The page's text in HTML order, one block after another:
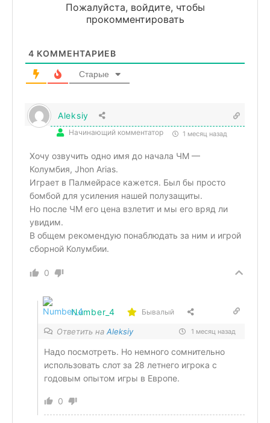
Пожалуйста, войдите, чтобы
прокомментировать
4 КОММЕНТАРИЕВ
Старые
Aleksiy
Начинающий комментатор 1 месяц назад
Хочу озвучить одно имя до начала ЧМ —
Колумбия, Jhon Arias.
Играет в Палмейрасе кажется. Был бы просто
бомбой для усиления нашей полузащиты.
Но после ЧМ его цена взлетит и мы его вряд ли
увидим.
В общем рекомендую понаблюдать за ним и игрой
сборной Колумбии.
0
Number_4 Бывалый
Ответить на Aleksiy 1 месяц назад
Надо посмотреть. Но немного сомнительно
использовать слот за 28 летнего игрока с
годовым опытом игры в Европе.
0